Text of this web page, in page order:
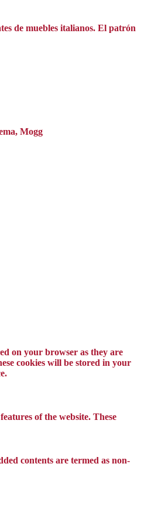
de muebles italianos. El patrón
Mogg
on your browser as they are
cookies will be stored in your
of the website. These
contents are termed as non-